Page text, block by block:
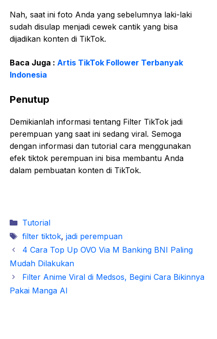
Nah, saat ini foto Anda yang sebelumnya laki-laki
sudah disulap menjadi cewek cantik yang bisa
dijadikan konten di TikTok.
Baca Juga : Artis TikTok Follower Terbanyak
Indonesia
Penutup
Demikianlah informasi tentang Filter TikTok jadi
perempuan yang saat ini sedang viral. Semoga
dengan informasi dan tutorial cara menggunakan
efek tiktok perempuan ini bisa membantu Anda
dalam pembuatan konten di TikTok.
Kategori
Tutorial
Tag
filter tiktok, jadi perempuan
4 Cara Top Up OVO Via M Banking BNI Paling
Mudah Dilakukan
Filter Anime Viral di Medsos, Begini Cara Bikinnya
Pakai Manga AI